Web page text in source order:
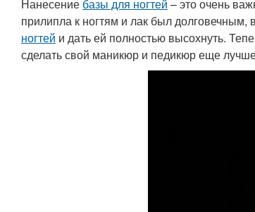
Нанесение базы для ногтей – это очень
прилипла к ногтям и лак был
ногтей и дать ей полностью высохнуть.
сделать свой маникюр и педикюр еще